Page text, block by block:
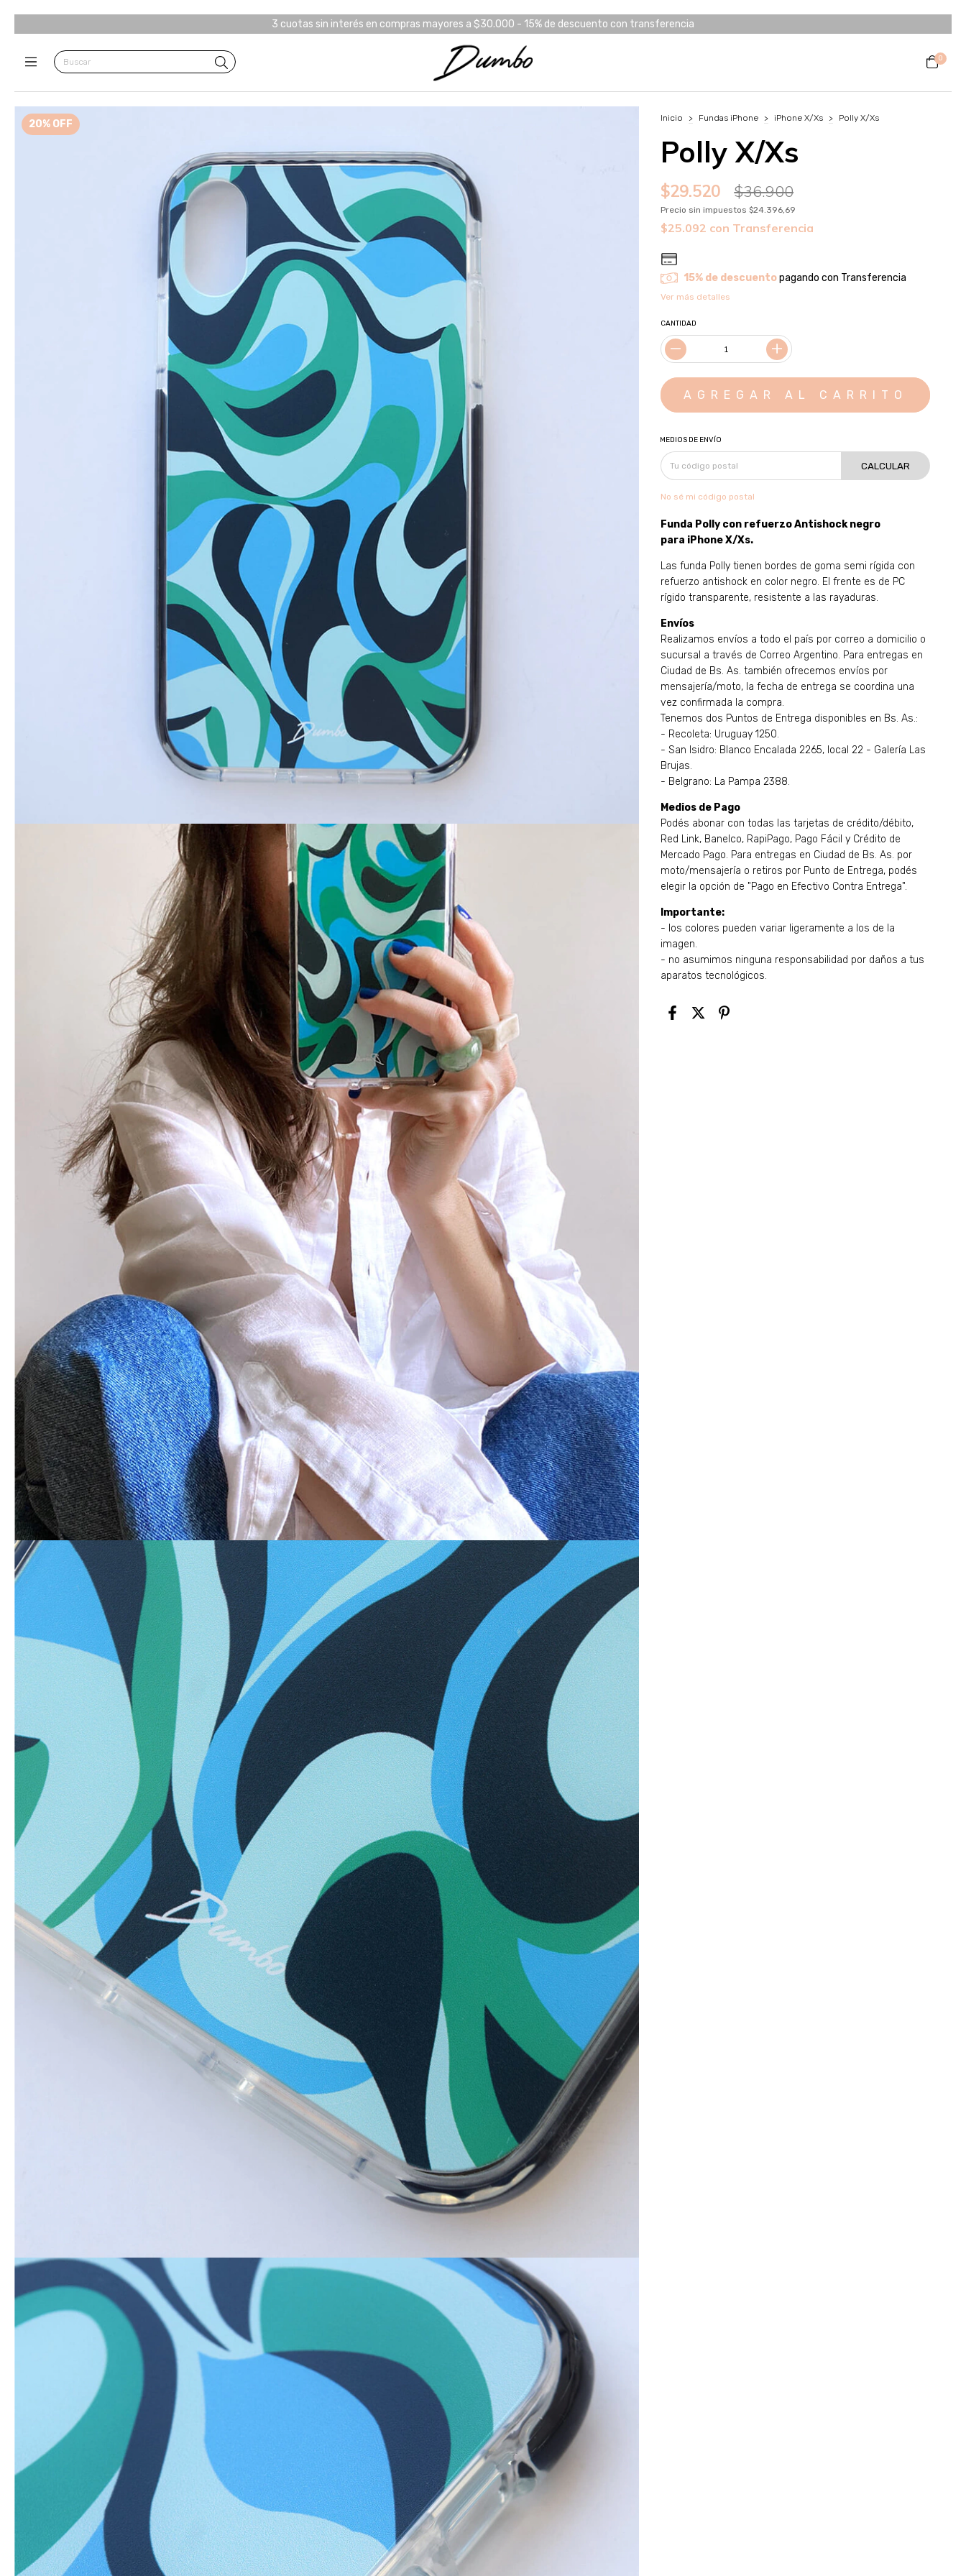
3 cuotas sin interés en compras mayores a $30.000 - 15% de descuento con transferencia
0
20% OFF Inicio > Fundas iPhone > iPhone X/Xs > Polly X/Xs
Polly X/Xs
$29.520 $36.900
Precio sin impuestos$24.396,69
$25.092 con Transferencia
15% de descuentopagando con Transferencia
Ver más detalles
CANTIDAD
MEDIOS DE ENVÍO
CALCULAR
No sé mi código postal
Funda Polly con refuerzo Antishock negro
para iPhone X/Xs.
Las funda Polly tienen bordes de goma semi rígida con
refuerzo antishock en color negro. El frente es de PC
rígido transparente, resistente a las rayaduras.
Envíos
Realizamos envíos a todo el país por correo a domicilio o
sucursal a través de Correo Argentino. Para entregas en
Ciudad de Bs. As. también ofrecemos envíos por
mensajería/moto, la fecha de entrega se coordina una
vez confirmada la compra.
Tenemos dos Puntos de Entrega disponibles en Bs. As.:
- Recoleta: Uruguay 1250.
- San Isidro: Blanco Encalada 2265, local 22 - Galería Las
Brujas.
- Belgrano: La Pampa 2388.
Medios de Pago
Podés abonar con todas las tarjetas de crédito/débito,
Red Link, Banelco, RapiPago, Pago Fácil y Crédito de
Mercado Pago. Para entregas en Ciudad de Bs. As. por
moto/mensajería o retiros por Punto de Entrega, podés
elegir la opción de "Pago en Efectivo Contra Entrega".
Importante:
- los colores pueden variar ligeramente a los de la
imagen.
- no asumimos ninguna responsabilidad por daños a tus
aparatos tecnológicos.